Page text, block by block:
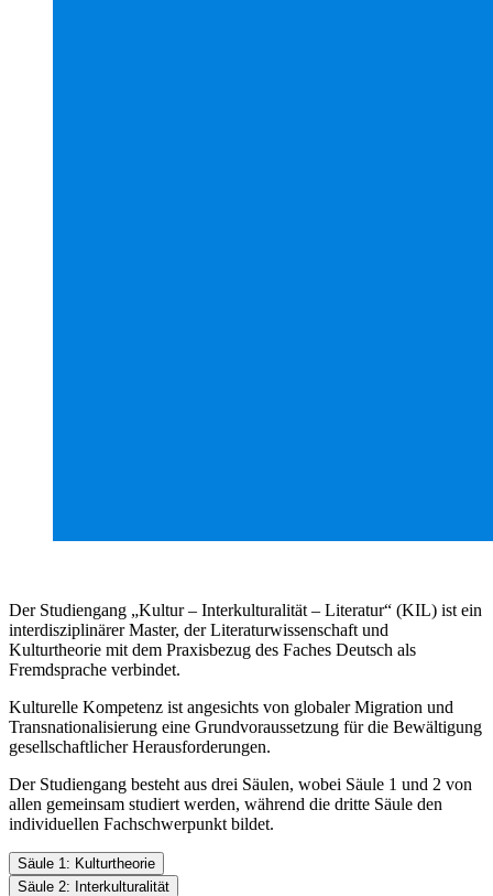
Der Studiengang „Kultur – Interkulturalität – Literatur“ (KIL) ist ein
interdisziplinärer Master, der Literaturwissenschaft und
Kulturtheorie mit dem Praxisbezug des Faches Deutsch als
Fremdsprache verbindet.
Kulturelle Kompetenz ist angesichts von globaler Migration und
Transnationalisierung eine Grundvoraussetzung für die Bewältigung
gesellschaftlicher Herausforderungen.
Der Studiengang besteht aus drei Säulen, wobei Säule 1 und 2 von
allen gemeinsam studiert werden, während die dritte Säule den
individuellen Fachschwerpunkt bildet.
Säule 1: Kulturtheorie
Säule 2: Interkulturalität